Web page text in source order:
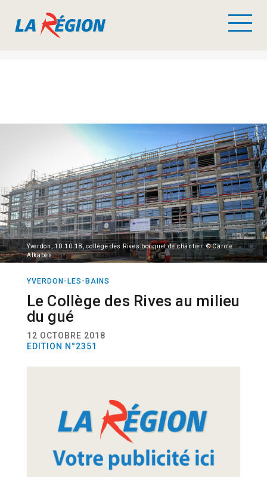
Yverdon, 10.10.18, collège des Rives bouquet de chantier. © Carole
Alkabes
YVERDON-LES-BAINS
Le Collège des Rives au milieu
du gué
12 OCTOBRE 2018
EDITION N°2351